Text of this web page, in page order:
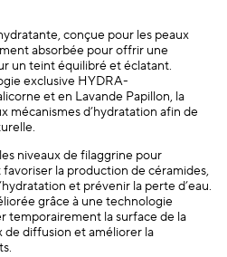
conçue pour les peaux
absorbée pour offrir une
un teint équilibré et éclatant.
exclusive HYDRA-
et en Lavande Papillon, la
mécanismes d’hydratation afin de
niveaux de filaggrine pour
la production de céramides,
et prévenir la perte d’eau.
grâce à une technologie
temporairement la surface de la
de diffusion et améliorer la